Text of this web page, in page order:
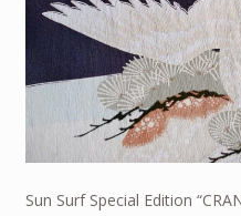
Sun Surf Special Edition